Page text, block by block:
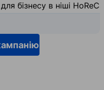
бізнесу в ніші HoReCa